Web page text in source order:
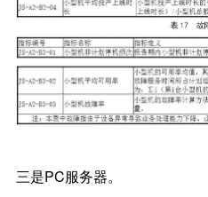
三是PC服务器。